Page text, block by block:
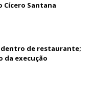
Cícero Santana
dentro de restaurante;
da execução